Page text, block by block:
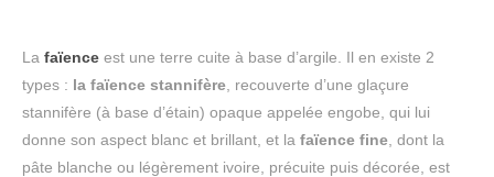
La faïence est une terre cuite à base d’argile. Il en existe 2
types : la faïence stannifère , recouverte d’une glaçure
stannifère (à base d’étain) opaque appelée engobe, qui lui
donne son aspect blanc et brillant, et la faïence fine , dont la
pâte blanche ou légèrement ivoire, précuite puis décorée, est